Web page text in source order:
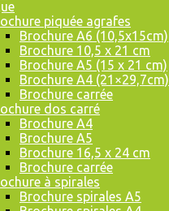
piquée agrafes
Brochure A6 (10,5x15cm)
Brochure 10,5 x 21 cm
Brochure A5 (15 x 21 cm)
Brochure A4 (21×29,7cm)
Brochure carrée
dos carré
Brochure A4
Brochure A5
Brochure 16,5 x 24 cm
Brochure carrée
à spirales
Brochure spirales A5